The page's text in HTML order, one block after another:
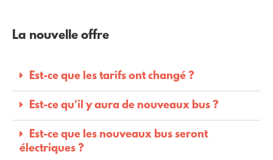
La nouvelle offre
Est-ce que les tarifs ont changé ?
Est-ce qu'il y aura de nouveaux bus ?
Est-ce que les nouveaux bus seront
électriques ?